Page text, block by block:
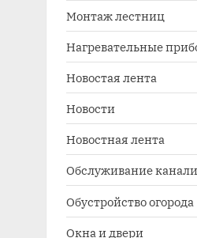
Монтаж лестниц
Нагревательные
Новостая лента
Новости
Новостная лента
Обслуживание
Обустройство огорода
Окна и двери